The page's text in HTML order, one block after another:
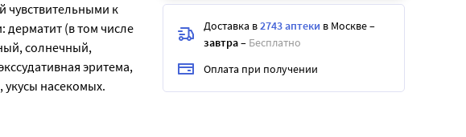
чувствительными к
дерматит (в том числе
солнечный,
эритема,
насекомых.
Доставка в2743 аптеки в Москве–
завтра– Бесплатно
Оплата при получении